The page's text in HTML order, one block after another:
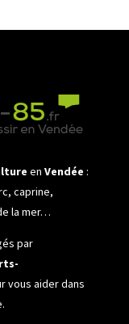
en Vendée :
caprine,
la mer…
par
vous aider dans